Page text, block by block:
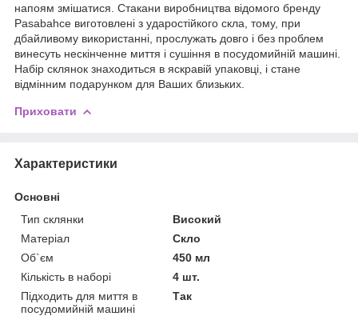
напоям змішатися. Стакани виробництва відомого бренду
Pasabahce виготовлені з ударостійкого скла, тому, при
дбайливому використанні, прослужать довго і без проблем
винесуть нескінченне миття і сушіння в посудомийній машині.
Набір склянок знаходиться в яскравій упаковці, і стане
відмінним подарунком для Ваших близьких.
Приховати
Характеристики
Основні
Тип склянки
Високий
Матеріал
Скло
Об`єм
450 мл
Кількість в наборі
4 шт.
Підходить для миття в
посудомийній машині
Так